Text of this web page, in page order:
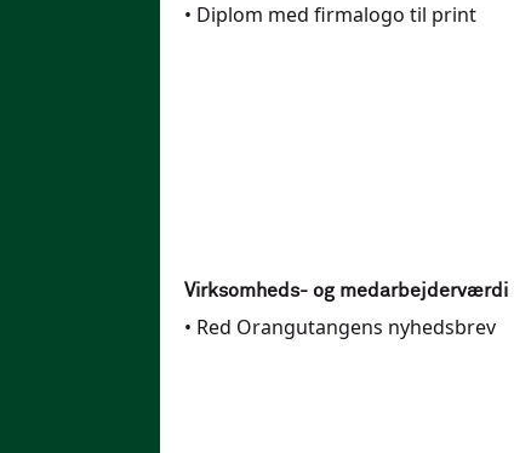
• Diplom med firmalogo til print
Virksomheds- og medarbejderværdi
• Red Orangutangens nyhedsbrev